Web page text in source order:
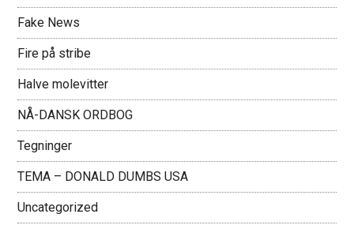
Fake News
Fire på stribe
Halve molevitter
NÅ-DANSK ORDBOG
Tegninger
TEMA – DONALD DUMBS USA
Uncategorized